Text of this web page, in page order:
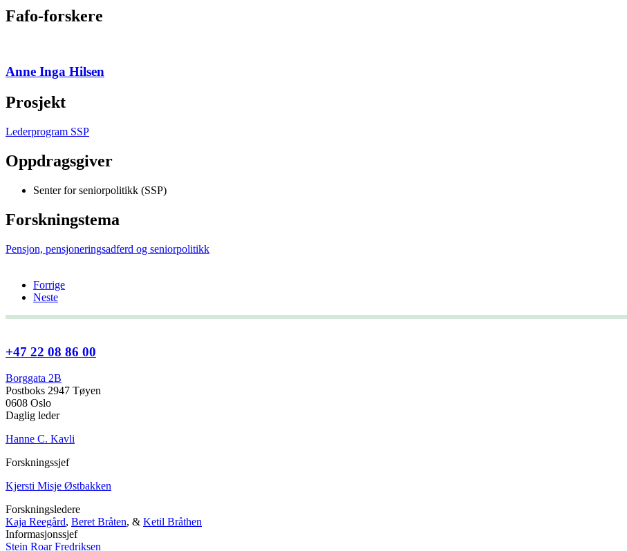
Fafo-forskere
Anne Inga Hilsen
Prosjekt
Lederprogram SSP
Oppdragsgiver
Senter for seniorpolitikk (SSP)
Forskningstema
Pensjon, pensjoneringsadferd og seniorpolitikk
Forrige
Neste
+47 22 08 86 00
Borggata 2B
Postboks 2947 Tøyen
0608 Oslo
Daglig leder
Hanne C. Kavli
Forskningssjef
Kjersti Misje Østbakken
Forskningsledere
Kaja Reegård, Beret Bråten, & Ketil Bråthen
Informasjonssjef
Stein Roar Fredriksen